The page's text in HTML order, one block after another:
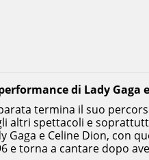
di Lady Gaga
termina il suo
altri spettacoli e
Gaga e Celine Dion, con
e torna a cantare dopo